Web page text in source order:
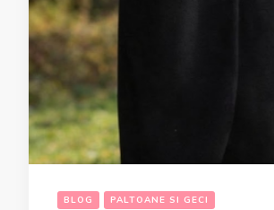
BLOG PALTOANE SI GECI